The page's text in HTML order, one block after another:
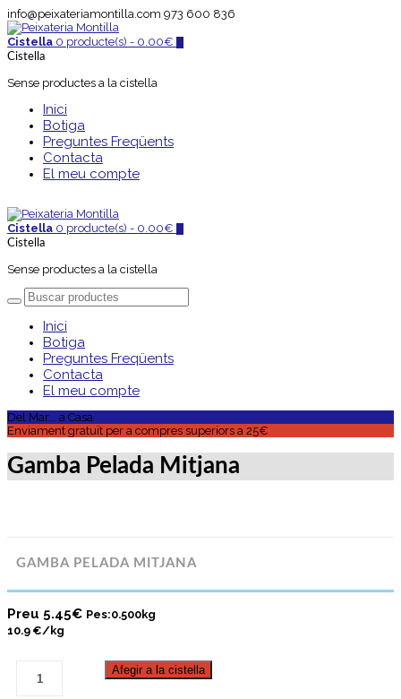
info@peixateriamontilla.com 973 600 836
Cistella 0 producte(s) - 0.00€
Cistella
Sense productes a la cistella
Inici
Botiga
Preguntes Freqüents
Contacta
El meu compte
Cistella 0 producte(s) - 0.00€
Cistella
Sense productes a la cistella
Inici
Botiga
Preguntes Freqüents
Contacta
El meu compte
Del Mar... a Casa
Enviament gratuït per a compres superiors a 25€
Gamba Pelada Mitjana
GAMBA PELADA MITJANA
Preu 5.45€ Pes:0.500kg
10.9 €/kg
Afegir a la cistella